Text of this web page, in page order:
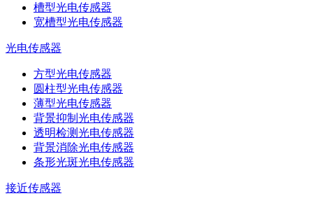
槽型光电传感器
宽槽型光电传感器
光电传感器
方型光电传感器
圆柱型光电传感器
薄型光电传感器
背景抑制光电传感器
透明检测光电传感器
背景消除光电传感器
条形光斑光电传感器
接近传感器